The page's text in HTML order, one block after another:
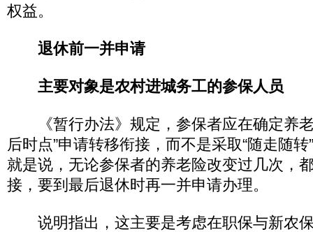
权益。
退休前一并申请
主要对象是农村进城务工的参保人员
《暂行办法》规定，参保者应在确定养老
后时点”申请转移衔接，而不是采取“随走随
就是说，无论参保者的养老险改变过几次，
接，要到最后退休时再一并申请办理。
说明指出，这主要是考虑在职保与新农